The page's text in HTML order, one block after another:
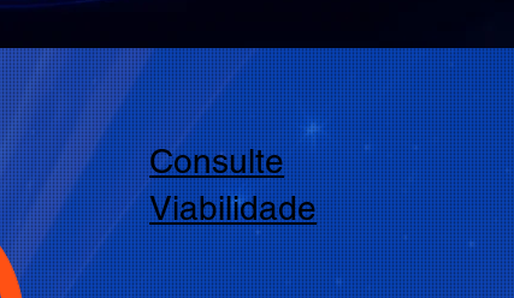
Consulte
Viabilidade